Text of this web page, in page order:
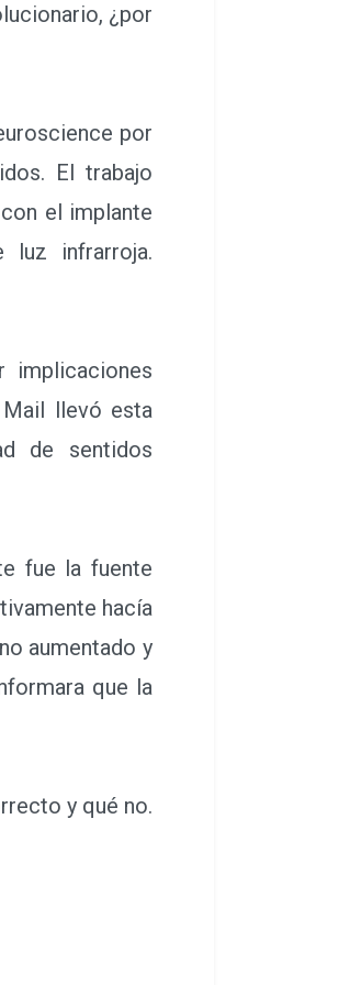
¿por
por
El trabajo
el implante
luz infrarroja.
llevó esta
de sentidos
fue la fuente
hacía
aumentado y
que la
y qué no.